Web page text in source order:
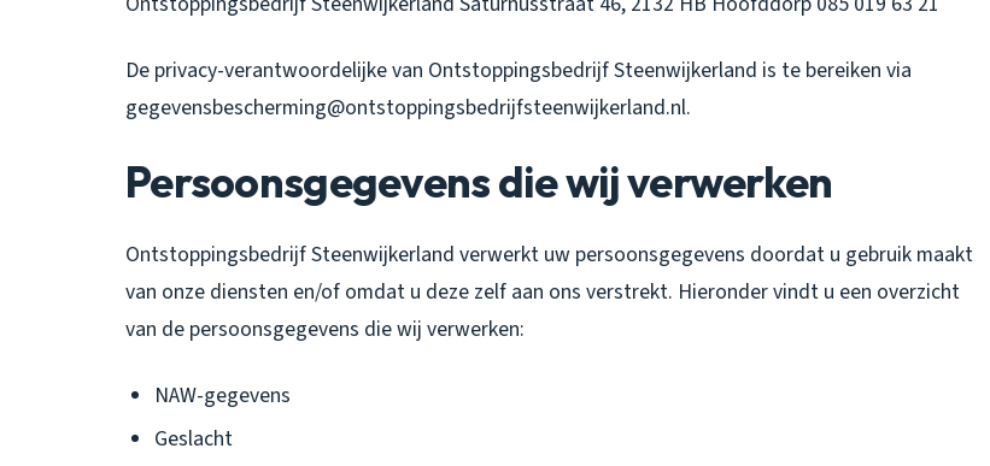
De privacy-verantwoordelijke van Ontstoppingsbedrijf Steenwijkerland is te bereiken via
gegevensbescherming@ontstoppingsbedrijfsteenwijkerland.nl.
Persoonsgegevens die wij verwerken
Ontstoppingsbedrijf Steenwijkerland verwerkt uw persoonsgegevens doordat u gebruik maakt
van onze diensten en/of omdat u deze zelf aan ons verstrekt. Hieronder vindt u een overzicht
van de persoonsgegevens die wij verwerken:
NAW-gegevens
Geslacht